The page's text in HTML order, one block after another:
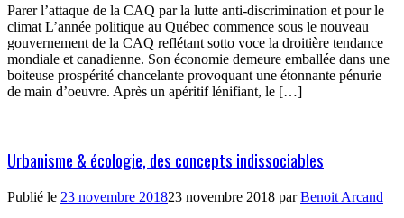
Parer l’attaque de la CAQ par la lutte anti-discrimination et pour le
climat L’année politique au Québec commence sous le nouveau
gouvernement de la CAQ reflétant sotto voce la droitière tendance
mondiale et canadienne. Son économie demeure emballée dans une
boiteuse prospérité chancelante provoquant une étonnante pénurie
de main d’oeuvre. Après un apéritif lénifiant, le […]
Urbanisme & écologie, des concepts indissociables
Publié le 23 novembre 201823 novembre 2018 parBenoit Arcand